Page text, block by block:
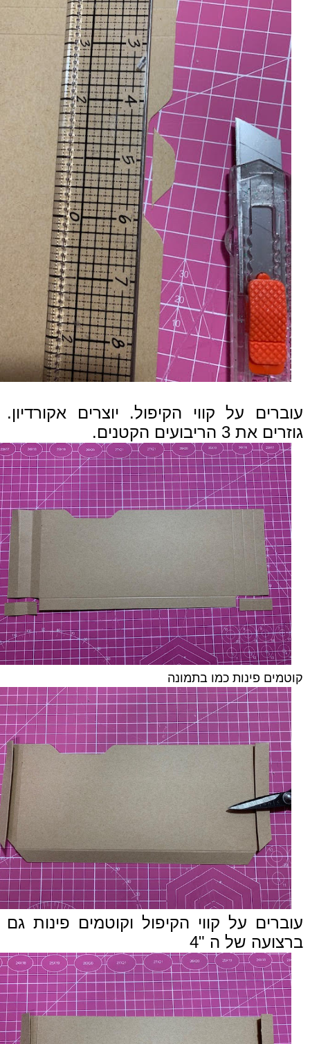
עוברים על קווי הקיפול. יוצרים אקורדיון.
גוזרים את 3 הריבועים הקטנים.
קוטמים פינות כמו בתמונה
עוברים על קווי הקיפול וקוטמים פינות גם
ברצועה של ה "4